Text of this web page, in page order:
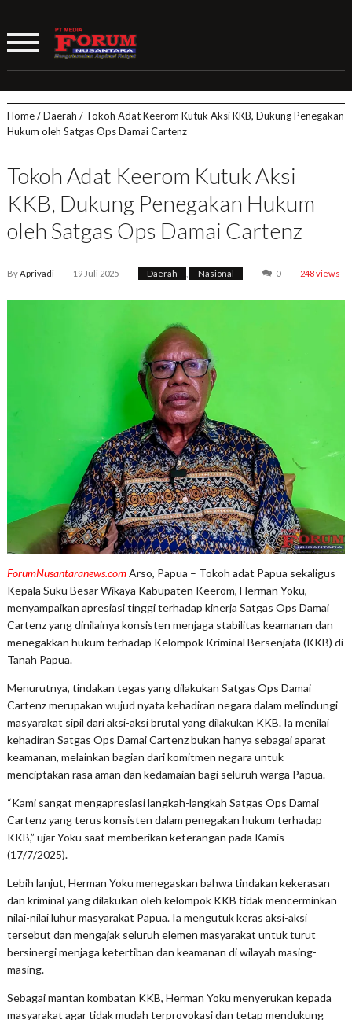
Home/Daerah / Tokoh Adat Keerom Kutuk Aksi KKB, Dukung Penegakan
Hukum oleh Satgas Ops Damai Cartenz
Tokoh Adat Keerom Kutuk Aksi
KKB, Dukung Penegakan Hukum
oleh Satgas Ops Damai Cartenz
ByApriyadi 19 Juli 2025 Daerah Nasional 0 248 views
ForumNusantaranews.comArso, Papua – Tokoh adat Papua sekaligus
Kepala Suku Besar Wikaya Kabupaten Keerom, Herman Yoku,
menyampaikan apresiasi tinggi terhadap kinerja Satgas Ops Damai
Cartenz yang dinilainya konsisten menjaga stabilitas keamanan dan
menegakkan hukum terhadap Kelompok Kriminal Bersenjata (KKB) di
Tanah Papua.
Menurutnya, tindakan tegas yang dilakukan Satgas Ops Damai
Cartenz merupakan wujud nyata kehadiran negara dalam melindungi
masyarakat sipil dari aksi-aksi brutal yang dilakukan KKB. Ia menilai
kehadiran Satgas Ops Damai Cartenz bukan hanya sebagai aparat
keamanan, melainkan bagian dari komitmen negara untuk
menciptakan rasa aman dan kedamaian bagi seluruh warga Papua.
“Kami sangat mengapresiasi langkah-langkah Satgas Ops Damai
Cartenz yang terus konsisten dalam penegakan hukum terhadap
KKB,” ujar Yoku saat memberikan keterangan pada Kamis
(17/7/2025).
Lebih lanjut, Herman Yoku menegaskan bahwa tindakan kekerasan
dan kriminal yang dilakukan oleh kelompok KKB tidak mencerminkan
nilai-nilai luhur masyarakat Papua. Ia mengutuk keras aksi-aksi
tersebut dan mengajak seluruh elemen masyarakat untuk turut
bersinergi menjaga ketertiban dan keamanan di wilayah masing-
masing.
Sebagai mantan kombatan KKB, Herman Yoku menyerukan kepada
masyarakat agar tidak mudah terprovokasi dan tetap mendukung